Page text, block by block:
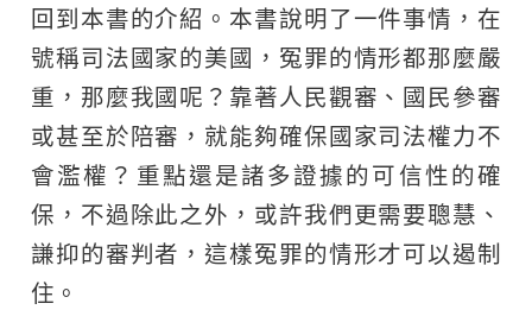
回到本書的介紹。本書說明了一件事情，在
號稱司法國家的美國，冤罪的情形都那麼嚴
重，那麼我國呢？靠著人民觀審、國民參審
或甚至於陪審，就能夠確保國家司法權力不
會濫權？重點還是諸多證據的可信性的確
保，不過除此之外，或許我們更需要聰慧、
謙抑的審判者，這樣冤罪的情形才可以遏制
住。